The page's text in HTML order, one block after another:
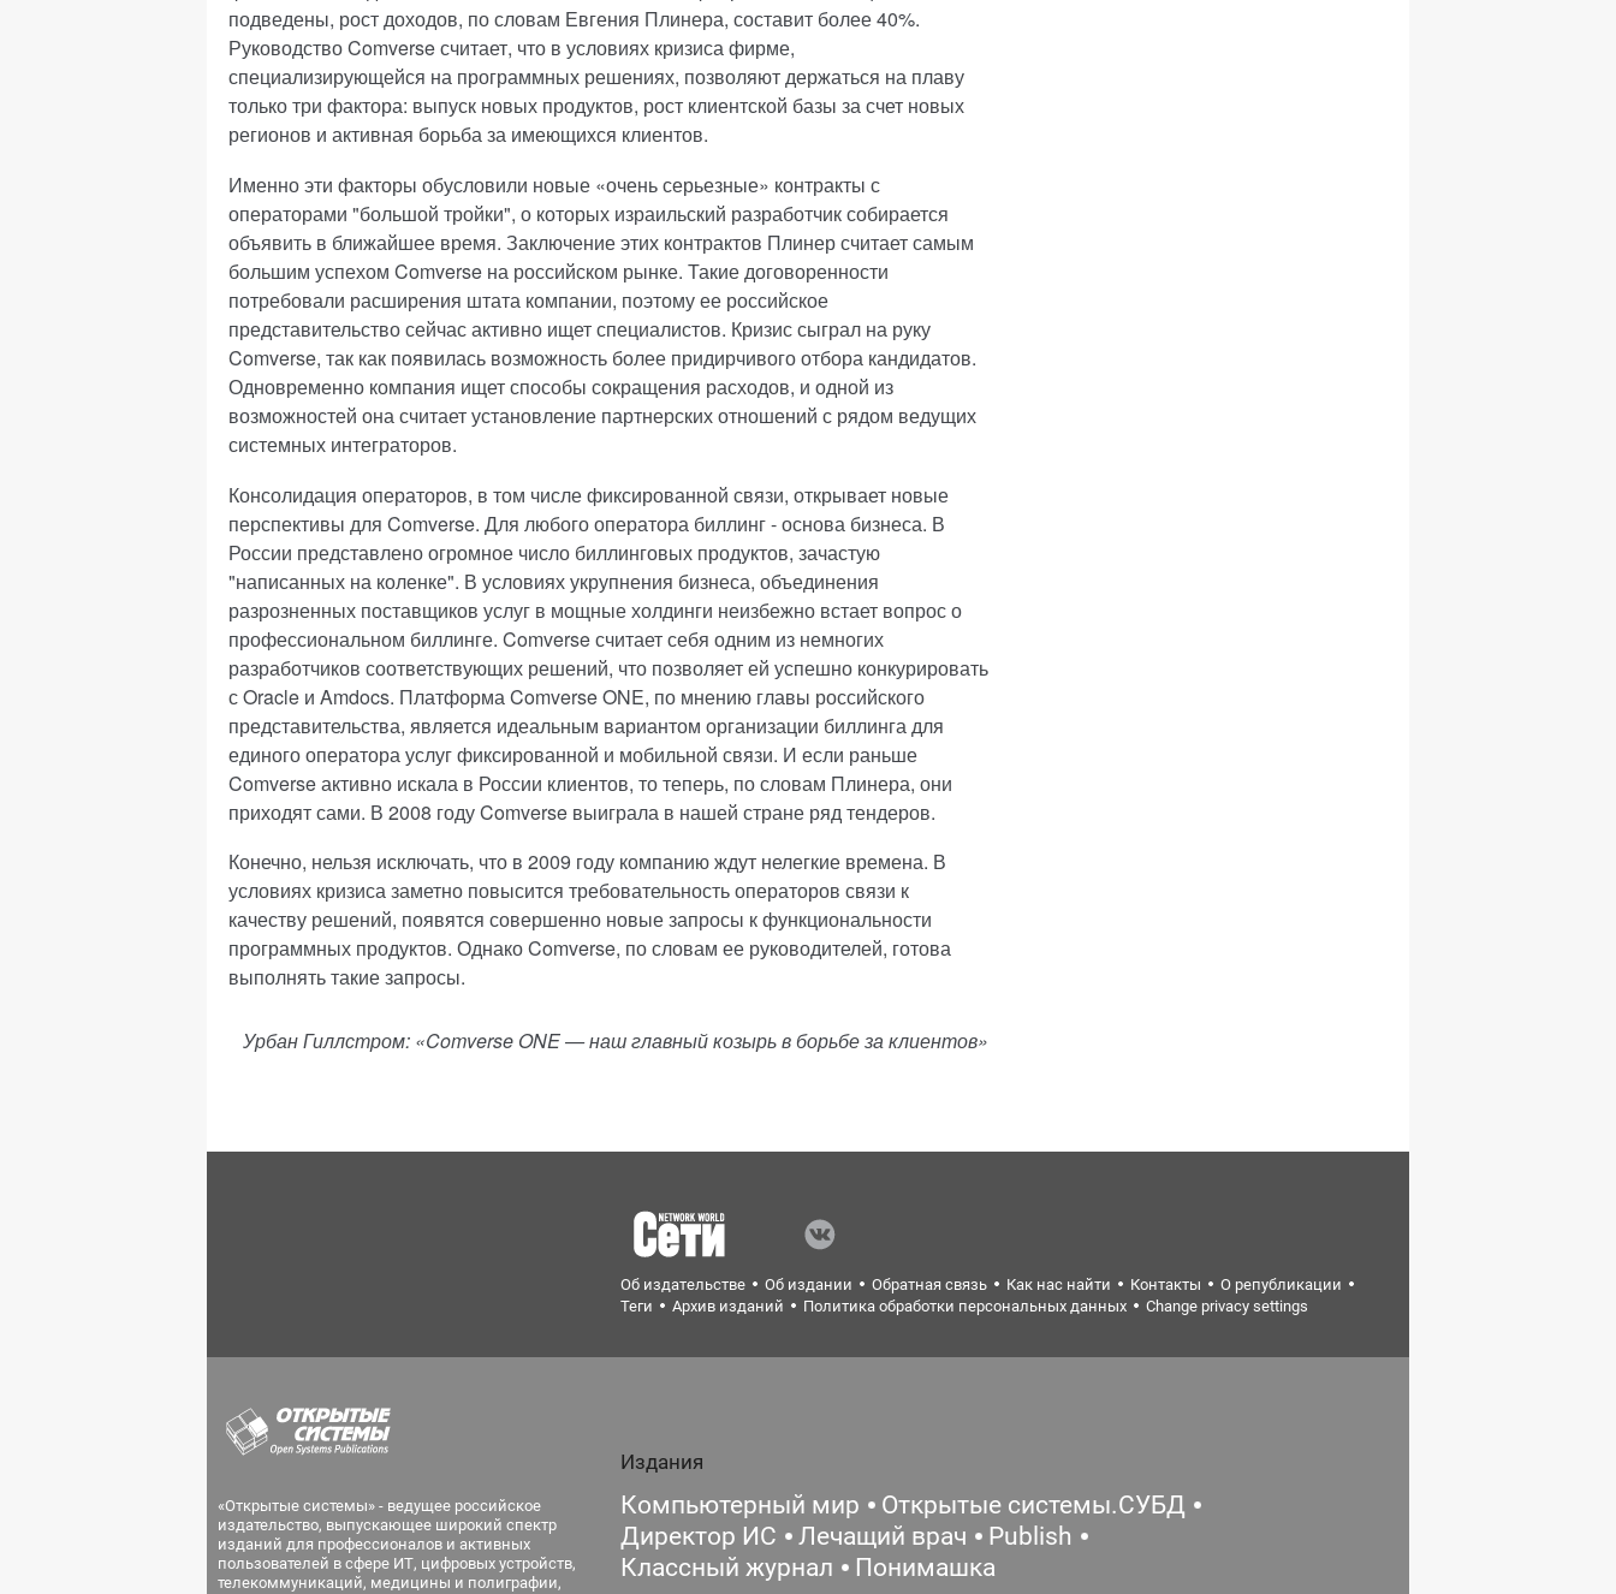
подведены, рост доходов, по словам Евгения Плинера, составит более 40%.
Руководство Comverse считает, что в условиях кризиса фирме,
специализирующейся на программных решениях, позволяют держаться на плаву
только три фактора: выпуск новых продуктов, рост клиентской базы за счет новых
регионов и активная борьба за имеющихся клиентов.
Именно эти факторы обусловили новые «очень серьезные» контракты с
операторами "большой тройки", о которых израильский разработчик собирается
объявить в ближайшее время. Заключение этих контрактов Плинер считает самым
большим успехом Comverse на российском рынке. Такие договоренности
потребовали расширения штата компании, поэтому ее российское
представительство сейчас активно ищет специалистов. Кризис сыграл на руку
Comverse, так как появилась возможность более придирчивого отбора кандидатов.
Одновременно компания ищет способы сокращения расходов, и одной из
возможностей она считает установление партнерских отношений с рядом ведущих
системных интеграторов.
Консолидация операторов, в том числе фиксированной связи, открывает новые
перспективы для Comverse. Для любого оператора биллинг - основа бизнеса. В
России представлено огромное число биллинговых продуктов, зачастую
"написанных на коленке". В условиях укрупнения бизнеса, объединения
разрозненных поставщиков услуг в мощные холдинги неизбежно встает вопрос о
профессиональном биллинге. Comverse считает себя одним из немногих
разработчиков соответствующих решений, что позволяет ей успешно конкурировать
с Oracle и Amdocs. Платформа Comverse ONE, по мнению главы российского
представительства, является идеальным вариантом организации биллинга для
единого оператора услуг фиксированной и мобильной связи. И если раньше
Comverse активно искала в России клиентов, то теперь, по словам Плинера, они
приходят сами. В 2008 году Comverse выиграла в нашей стране ряд тендеров.
Конечно, нельзя исключать, что в 2009 году компанию ждут нелегкие времена. В
условиях кризиса заметно повысится требовательность операторов связи к
качеству решений, появятся совершенно новые запросы к функциональности
программных продуктов. Однако Comverse, по словам ее руководителей, готова
выполнять такие запросы.
Урбан Гиллстром: «Comverse ONE — наш главный козырь в борьбе за клиентов»
Об издательстве Об издании Обратная связь Как нас найти Контакты
О републикации
Теги
Архив изданий Политика обработки персональных данных Change privacy settings
«Открытые системы» - ведущее российское
издательство, выпускающее широкий спектр
изданий для профессионалов и активных
пользователей в сфере ИТ, цифровых устройств,
телекоммуникаций, медицины и полиграфии,
Издания
Компьютерный мир
Открытые системы.СУБД
Директор ИС
Лечащий врач
Publish
Классный журнал
Понимашка